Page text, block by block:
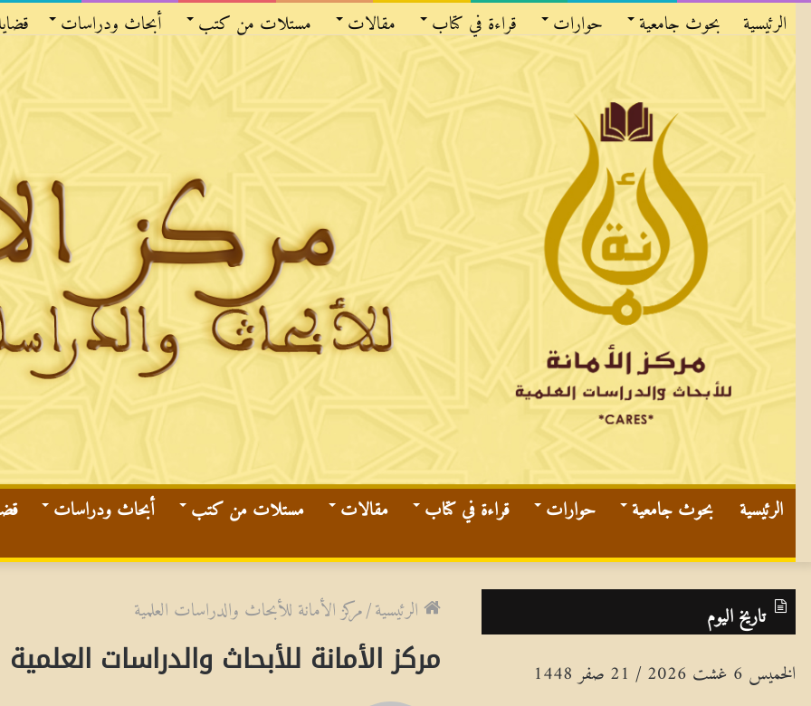
الرئيسية بحوث جامعية حوارات قراءة في كتاب مقالات مستلات من كتب أبحاث ودراسات
الرئيسية بحوث جامعية حوارات قراءة في كتاب مقالات مستلات من كتب أبحاث ودراسات
الرئيسية/مركز الأمانة للأبحاث والدراسات العلمية
مركز الأمانة للأبحاث والدراسات العلمية
تاريخ اليوم
الخميس 6 غشت 2026 / 21 صفر 1448